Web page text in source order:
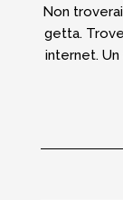
Non
getta.
internet.